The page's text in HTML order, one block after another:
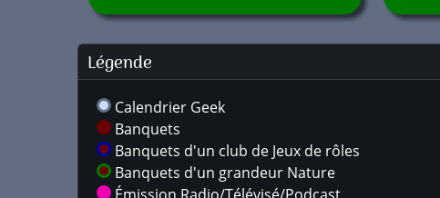
Légende
Calendrier Geek
Banquets
Banquets d'un club de Jeux de rôles
Banquets d'un grandeur Nature